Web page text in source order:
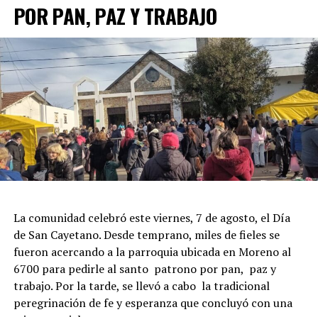
POR PAN, PAZ Y TRABAJO
La comunidad celebró este viernes, 7 de agosto, el Día
de San Cayetano. Desde temprano, miles de fieles se
fueron acercando a la parroquia ubicada en Moreno al
6700 para pedirle al santo patrono por pan, paz y
trabajo. Por la tarde, se llevó a cabo la tradicional
peregrinación de fe y esperanza que concluyó con una